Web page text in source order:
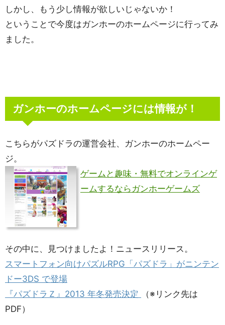
しかし、もう少し情報が欲しいじゃないか！
ということで今度はガンホーのホームページに行ってみ
ました。
ガンホーのホームページには情報が！
こちらがパズドラの運営会社、ガンホーのホームペー
ジ。
ゲームと趣味・無料でオンラインゲ
ームするならガンホーゲームズ
その中に、見つけましたよ！ニュースリリース。
スマートフォン向けパズルRPG「パズドラ」がニンテン
ドー3DS で登場
『パズドラＺ』2013 年冬発売決定
（※リンク先は
PDF）